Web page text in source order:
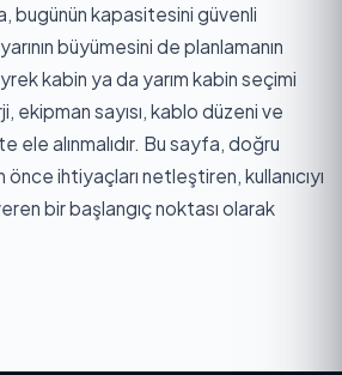
bugünün kapasitesini güvenli
büyümesini de planlamanın
kabin ya da yarım kabin seçimi
ekipman sayısı, kablo düzeni ve
ele alınmalıdır. Bu sayfa, doğru
ihtiyaçları netleştiren, kullanıcıyı
bir başlangıç noktası olarak